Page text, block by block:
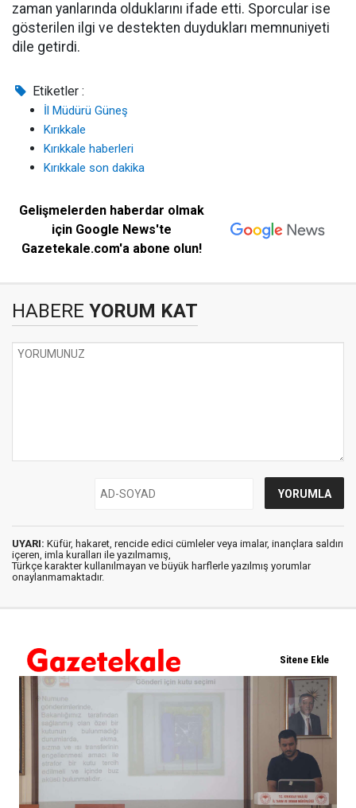
zaman yanlarında olduklarını ifade etti. Sporcular ise
gösterilen ilgi ve destekten duydukları memnuniyeti
dile getirdi.
Etiketler :
İl Müdürü Güneş
Kırıkkale
Kırıkkale haberleri
Kırıkkale son dakika
Gelişmelerden haberdar olmak
için Google News'te
Gazetekale.com'a abone olun!
HABERE YORUM KAT
UYARI: Küfür, hakaret, rencide edici cümleler veya imalar, inançlara saldırı
içeren, imla kuralları ile yazılmamış,
Türkçe karakter kullanılmayan ve büyük harflerle yazılmış yorumlar
onaylanmamaktadır.